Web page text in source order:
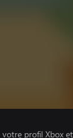
profil Xbox